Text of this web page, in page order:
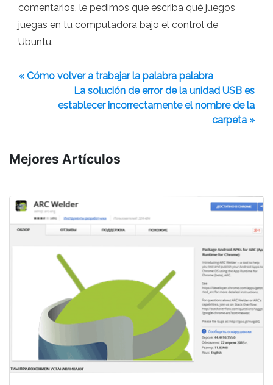
comentarios, le pedimos que escriba qué juegos
juegas en tu computadora bajo el control de
Ubuntu.
« Cómo volver a trabajar la palabra palabra
La solución de error de la unidad USB es
establecer incorrectamente el nombre de la
carpeta »
Mejores Artículos